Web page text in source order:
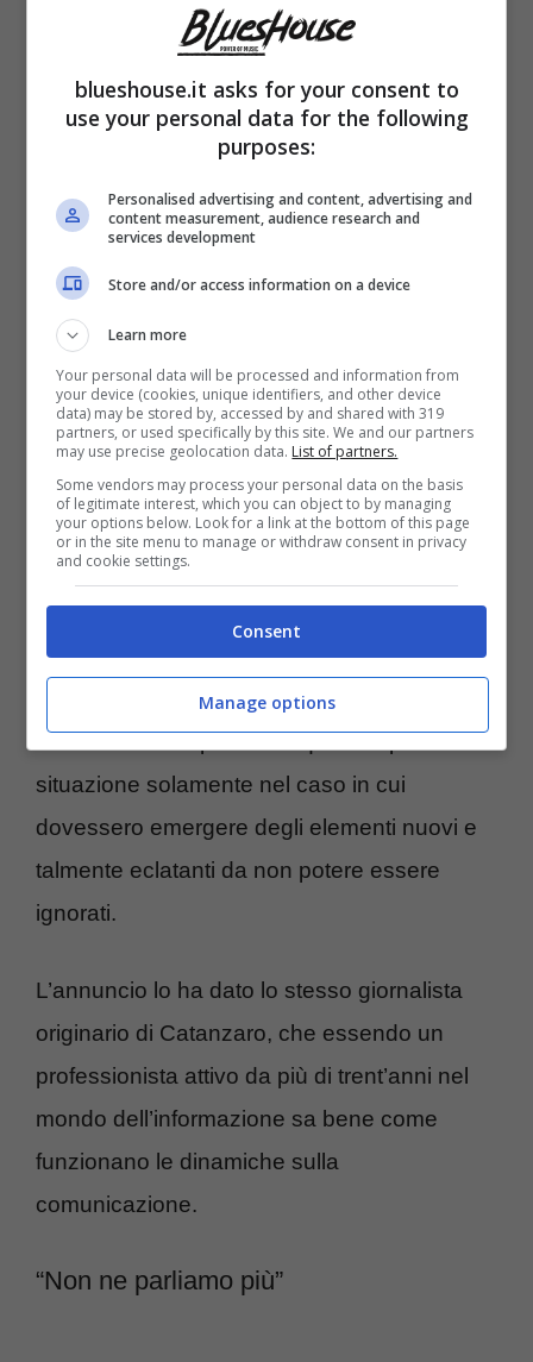
Prima o poi anche la gente a casa si stufa di
sentire trattare sempre gli stessi temi. Inoltre
la Ferragni sta lavorando per riabilitare la sua
immagine, per cui meno se parla da adesso
in poi e meglio sarà per lei. Che di certo di
modi per tornare ad essere considerata in
bene ne avrà.
La più celebre tra gli influencersembra
avere capito l’errore compiuto. Intanto a “La
situazione solamente nel caso in cui
dovessero emergere degli elementi nuovi e
talmente eclatanti da non potere essere
ignorati.
L’annuncio lo ha dato lo stesso giornalista
originario di Catanzaro, che essendo un
professionista attivo da più di trent’anni nel
mondo dell’informazione sa bene come
funzionano le dinamiche sulla
comunicazione.
“Non ne parliamo più”
blueshouse.it asks for your consent to
use your personal data for the following
purposes:
Personalised advertising and content, advertising and
content measurement, audience research and
services development
Store and/or access information on a device
Learn more
Your personal data will be processed and information from
your device (cookies, unique identifiers, and other device
data) may be stored by, accessed by and shared with 319
partners, or used specifically by this site. We and our partners
may use precise geolocation data. List of partners.
Some vendors may process your personal data on the basis
of legitimate interest, which you can object to by managing
your options below. Look for a link at the bottom of this page
or in the site menu to manage or withdraw consent in privacy
and cookie settings.
Consent
Manage options